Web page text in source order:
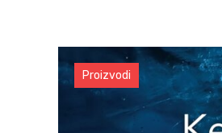
Proizvodi